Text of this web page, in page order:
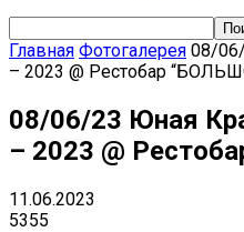
Главная Фотогалерея 08/
– 2023 @ Рестобар
08/06/23 Юная
– 2023 @
11.06.2023
5355